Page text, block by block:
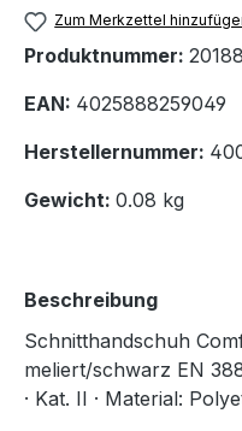
Zum Merkzettel
Produktnummer:
EAN: 4025888259049
Herstellernummer:
Gewicht: 0.08 kg
Beschreibung
Schnitthandschuh
meliert/schwarz EN
· Kat. II · Material: